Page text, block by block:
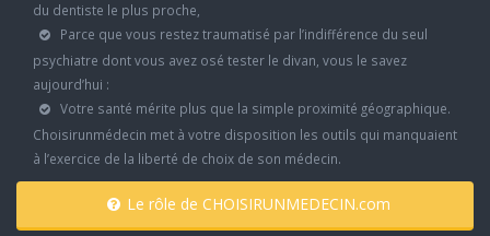
du dentiste le plus proche,
Parce que vous restez traumatisé par l’indifférence du seul
psychiatre dont vous avez osé tester le divan, vous le savez
aujourd’hui :
Votre santé mérite plus que la simple proximité géographique.
Choisirunmédecin met à votre disposition les outils qui manquaient
à l’exercice de la liberté de choix de son médecin.
Le rôle de CHOISIRUNMEDECIN.com